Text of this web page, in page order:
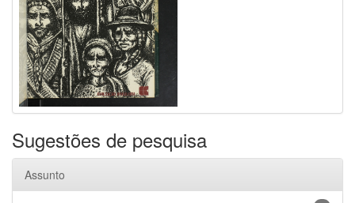
Sugestões de pesquisa
Assunto